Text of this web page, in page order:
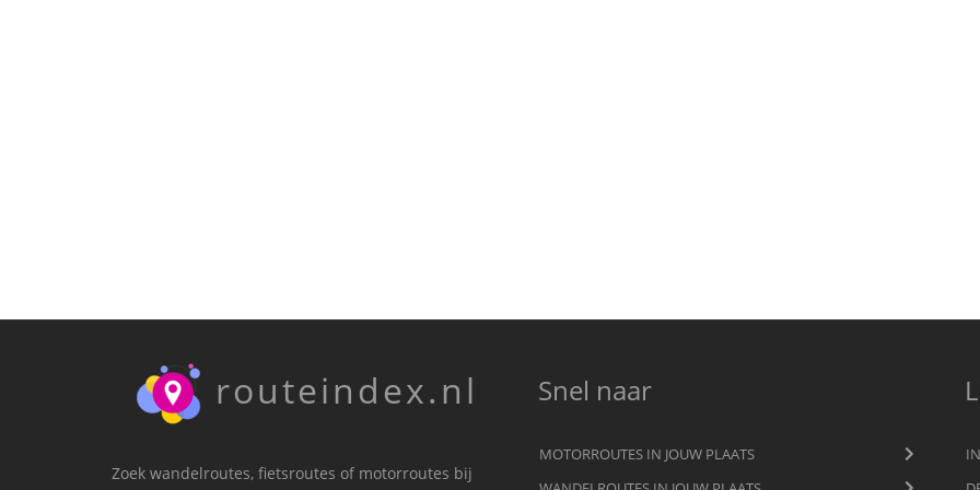
routeindex.nl
Zoek wandelroutes, fietsroutes of motorroutes bij
Snel naar
MOTORROUTES IN JOUW PLAATS